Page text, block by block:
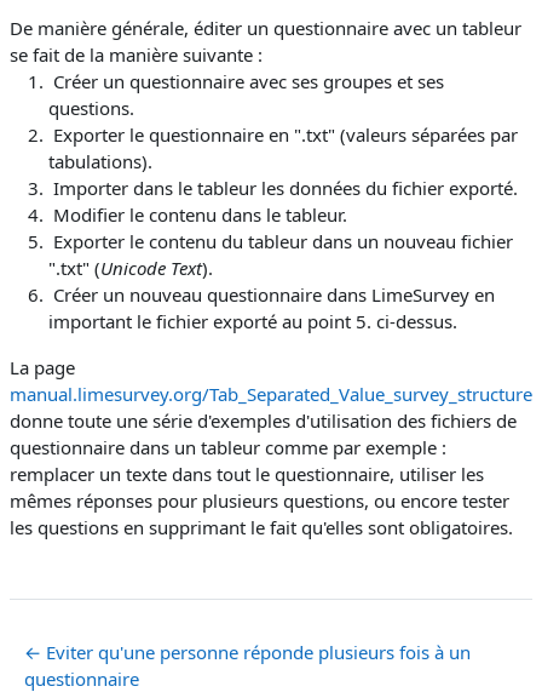
De manière générale, éditer un questionnaire avec un tableur
se fait de la manière suivante :
Créer un questionnaire avec ses groupes et ses
questions.
Exporter le questionnaire en ".txt" (valeurs séparées par
tabulations).
Importer dans le tableur les données du fichier exporté.
Modifier le contenu dans le tableur.
Exporter le contenu du tableur dans un nouveau fichier
".txt" (Unicode Text).
Créer un nouveau questionnaire dans LimeSurvey en
important le fichier exporté au point 5. ci-dessus.
La page
manual.limesurvey.org/
donne toute une série d'exemples d'utilisation des fichiers de
questionnaire dans un tableur comme par exemple :
remplacer un texte dans tout le questionnaire, utiliser les
mêmes réponses pour plusieurs questions, ou encore tester
les questions en supprimant le fait qu'elles sont obligatoires.
← Eviter qu'une personne réponde plusieurs fois à un
questionnaire